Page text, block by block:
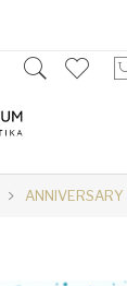
ANNIVERSARY